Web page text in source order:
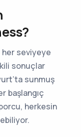
her seviyeye
sonuçlar
sunmuş
başlangıç
herkesin